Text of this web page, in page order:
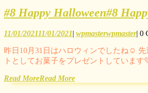
#8 Happy Halloween#8
11/01/202111/01/2021| wpmasterwpmaster| 0
昨日10月31日はハロウィンでしたね☺
トとしてお菓子をプレゼントしていま
Read MoreRead More